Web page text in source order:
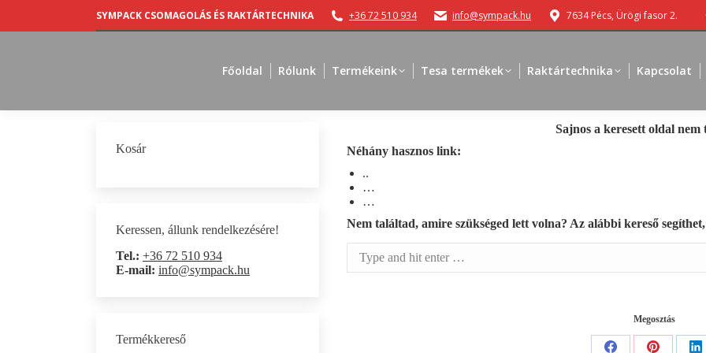
SYMPACK CSOMAGOLÁS ÉS RAKTÁRTECHNIKA +36 72 510 934 info@sympack.hu 7634 Pécs, Ürögi fasor 2.
Főoldal Rólunk Termékeink Tesa termékek Raktártechnika Kapcsolat
Sajnos a keresett oldal nem
Néhány hasznos link:
..
…
…
Nem találtad, amire szükséged lett volna? Az alábbi kereső
Megosztás
Kosár
Keressen, állunk rendelkezésére!
Tel.: +36 72 510 934
E-mail: info@sympack.hu
Termékkereső